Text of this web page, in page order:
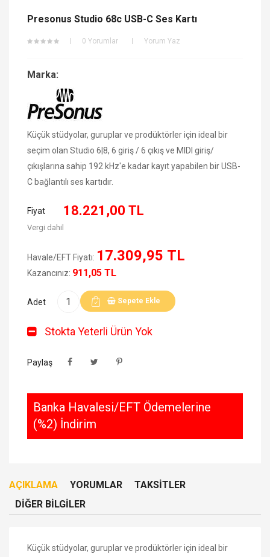
Presonus Studio 68c USB-C Ses Kartı
0 Yorumlar Yorum Yaz
Marka:
Küçük stüdyolar, guruplar ve prodüktörler için ideal bir
seçim olan Studio 6|8, 6 giriş / 6 çıkış ve MIDI giriş/
çıkışlarına sahip 192 kHz'e kadar kayıt yapabilen bir USB-
C bağlantılı ses kartıdır.
Fiyat 18.221,00 TL
Vergi dahil
Havale/EFT Fiyatı: 17.309,95 TL
Kazancınız: 911,05 TL
Adet Sepete Ekle
Stokta Yeterli Ürün Yok
Paylaş
Banka Havalesi/EFT Ödemelerine
(%2) İndirim
AÇIKLAMA YORUMLAR
TAKSITLER
DIĞER BILGILER
Küçük stüdyolar, guruplar ve prodüktörler için ideal bir